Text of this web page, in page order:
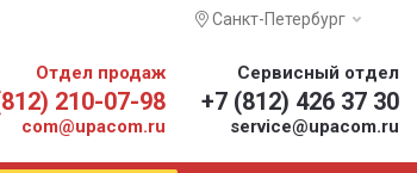
Санкт-Петербург
Отдел продаж
210-07-98
com@upacom.ru
Сервисный отдел
+7 (812) 426 37 30
service@upacom.ru